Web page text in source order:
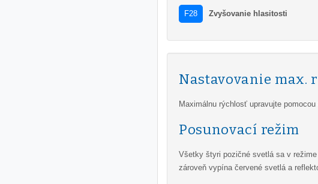
F28 Zvyšovanie hlasitosti
Nastavovanie max.
Maximálnu rýchlosť upravujte
Posunovací režim
Všetky štyri pozičné svetlá sa v
zároveň vypína červené svetlá a